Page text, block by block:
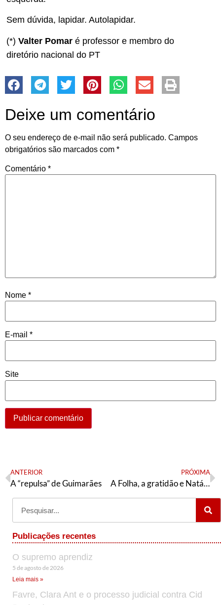
Sem dúvida, lapidar. Autolapidar.
(*) Valter Pomar é professor e membro do
diretório nacional do PT
Deixe um comentário
O seu endereço de e-mail não será publicado. Campos
obrigatórios são marcados com *
Comentário *
Nome *
E-mail *
Site
ANTERIOR
A “repulsa” de Guimarães
PRÓXIMA
A Folha, a gratidão e Natália Bonavides
Publicações recentes
O supremo aprendiz
5 de agosto de 2026
Leia mais »
Favre, Clara Ant e o processo judicial contra Cid